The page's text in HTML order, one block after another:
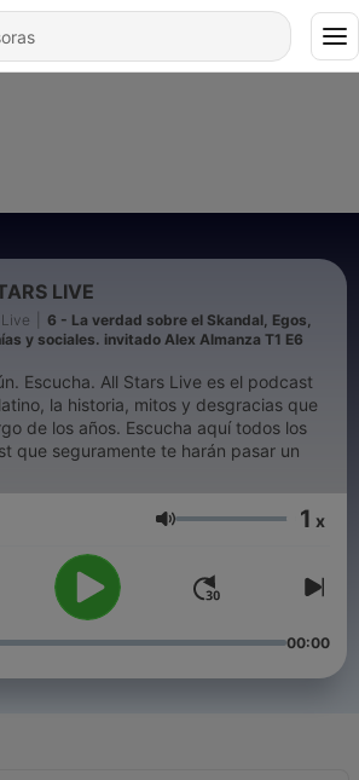
LIVE
6 - La verdad sobre el Skandal, Egos,
y sociales. invitado Alex Almanza T1 E6
Escucha. All Stars Live es el podcast
la historia, mitos y desgracias que
de los años. Escucha aquí todos los
que seguramente te harán pasar un
Volumen 1 x
00:00